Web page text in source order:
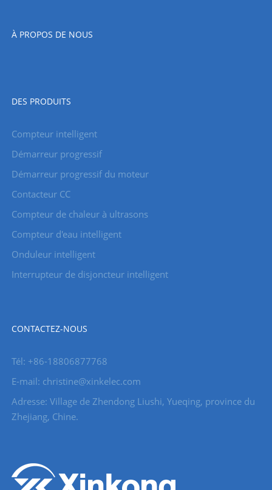
À PROPOS DE NOUS
DES PRODUITS
Compteur intelligent
Démarreur progressif
Démarreur progressif du moteur
Contacteur CC
Compteur de chaleur à ultrasons
Compteur d'eau intelligent
Onduleur intelligent
Interrupteur de disjoncteur intelligent
CONTACTEZ-NOUS
Tél: +86-18806877768
E-mail: christine@xinkelec.com
Adresse: Village de Zhendong Liushi, Yueqing, province du
Zhejiang, Chine.